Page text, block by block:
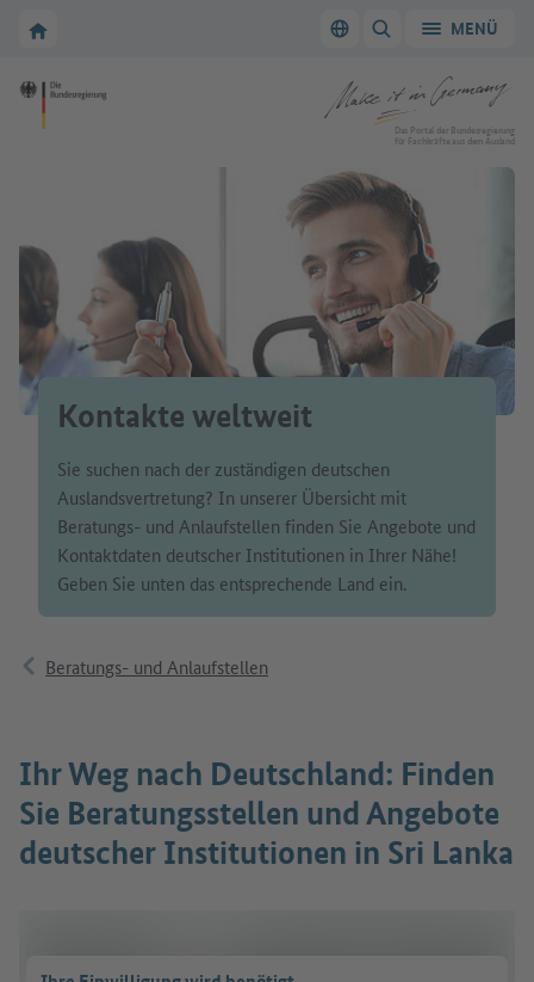
Zur Startseite von Make it in Germany Sprache wechseln
SUCHE ANZEIGEN/
MENÜ
Zur Startseite von Make it in GermanyDas Portal der Bundesregierung
für Fachkräfte aus dem Ausland
Kontakte weltweit
Sie suchen nach der zuständigen deutschen
Auslandsvertretung? In unserer Übersicht mit
Beratungs- und Anlaufstellen finden Sie Angebote und
Kontaktdaten deutscher Institutionen in Ihrer Nähe!
Geben Sie unten das entsprechende Land ein.
Beratungs- und Anlaufstellen
Ihr Weg nach Deutschland: Finden
Sie Beratungsstellen und Angebote
deutscher Institutionen in Sri Lanka